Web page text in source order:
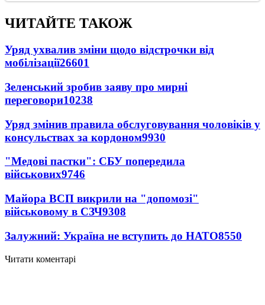
ЧИТАЙТЕ ТАКОЖ
Уряд ухвалив зміни щодо відстрочки від
мобілізації26601
Зеленський зробив заяву про мирні
переговори10238
Уряд змінив правила обслуговування чоловіків у
консульствах за кордоном9930
"Медові пастки": СБУ попередила
військових9746
Майора ВСП викрили на "допомозі"
військовому в СЗЧ9308
Залужний: Україна не вступить до НАТО8550
Читати коментарі